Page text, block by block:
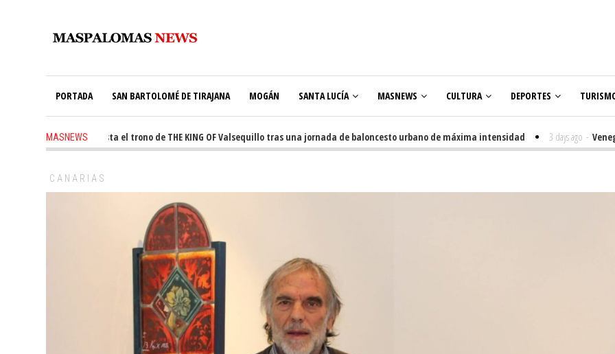
PORTADA SAN BARTOLOMÉ DE TIRAJANA MOGÁN SANTA LUCÍA MASNEWS CULTURA DEPORTES
MASNEWS
Martín conquista el trono de THE KING OF Valsequillo tras una jornada de baloncesto urbano de máxima intensidad 3 days ago Veneguera
CANARIAS